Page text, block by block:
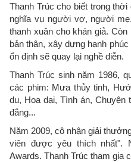
Thanh Trúc cho biết trong
nghĩa vụ người vợ, người
thanh xuân cho khán giả.
bản thân, xây dựng hạnh
ổn định sẽ quay lại nghề diễn.
Thanh Trúc sinh năm 1986,
các phim: Mưa thủy tinh,
du, Hoa dại, Tình án, Chuyện
đắng...
Năm 2009, cô nhận giải
viên được yêu thích nhất".
Awards. Thanh Trúc tham gia